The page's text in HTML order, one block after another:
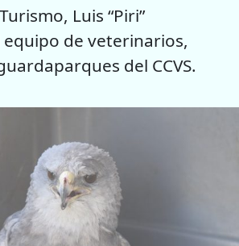
Luis “Piri”
equipo de veterinarios,
del CCVS.